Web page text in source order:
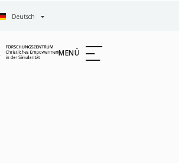
Deutsch
English
MENÜ